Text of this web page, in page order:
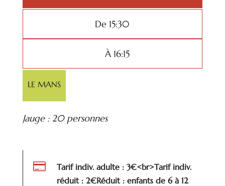
De 15:30
À 16:15
LE MANS
Jauge : 20 personnes

Tarif indiv. adulte : 3€<br>Tarif indiv.
réduit : 2€Réduit : enfants de 6 à 12